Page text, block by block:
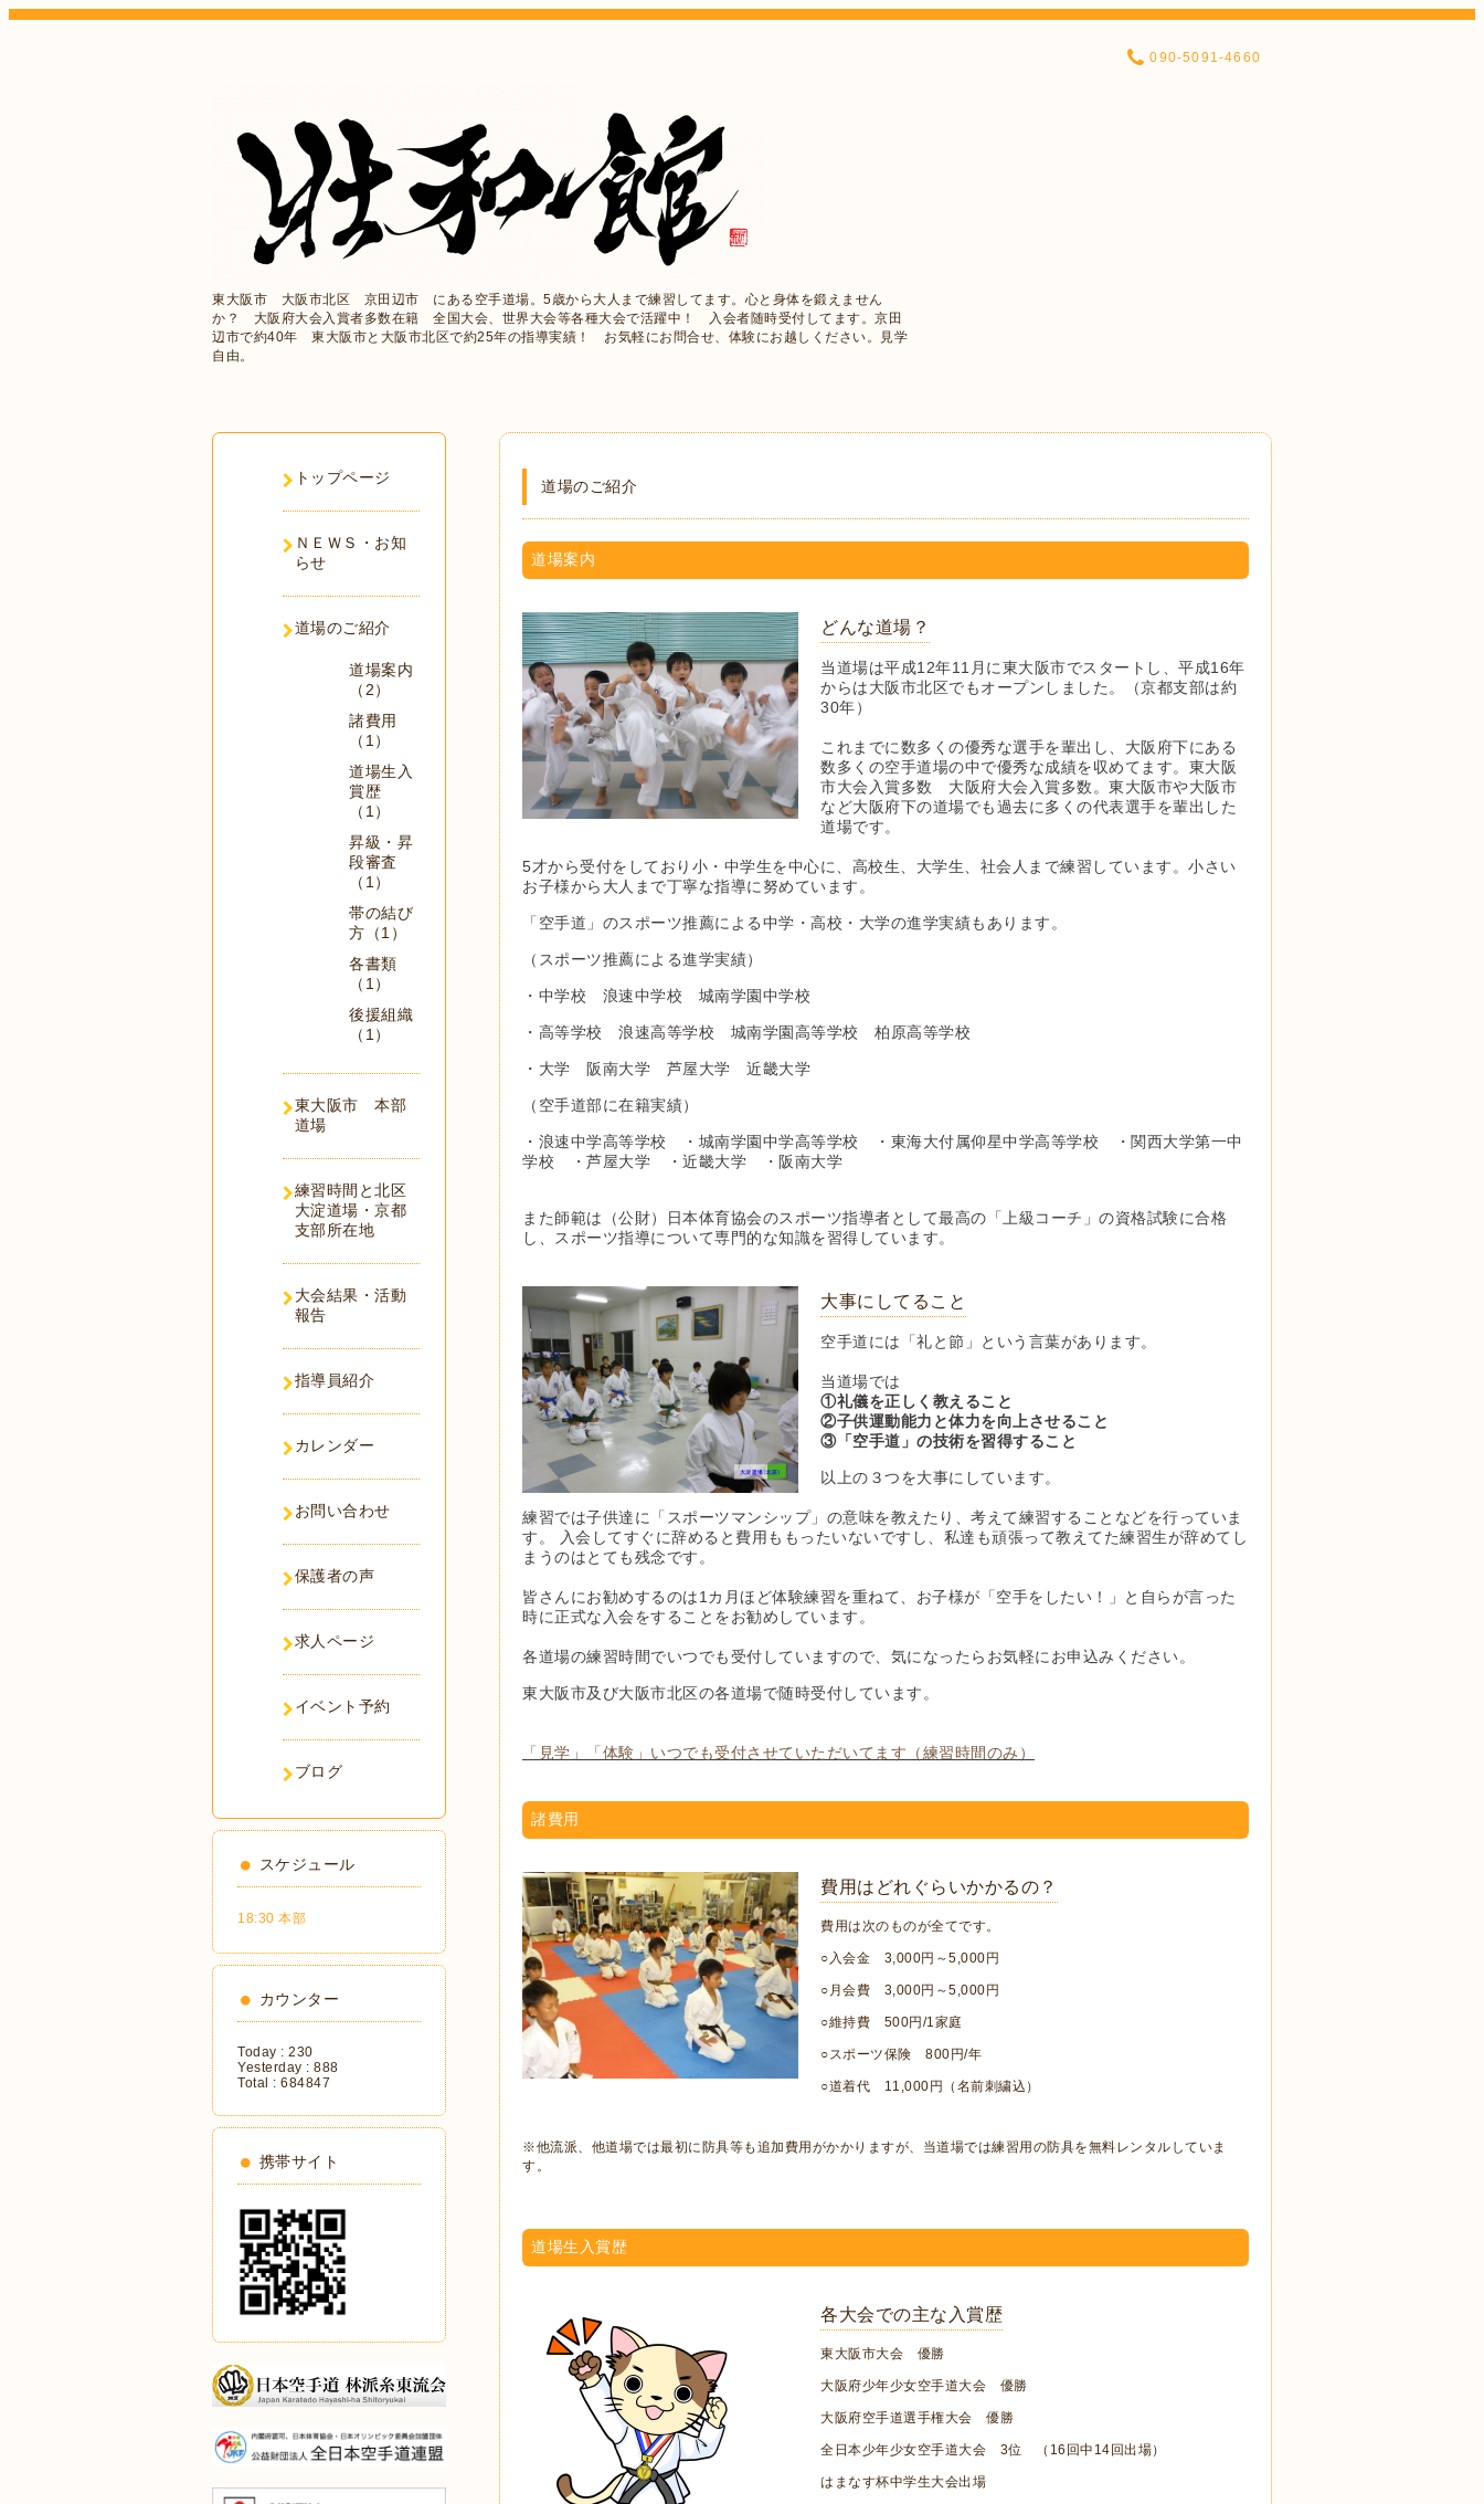
東大阪市 大阪市北区 京田辺市 にある空手道場。5歳から大人まで練習してます。心と身体を鍛えません
か？ 大阪府大会入賞者多数在籍 全国大会、世界大会等各種大会で活躍中！ 入会者随時受付してます。京田
辺市で約40年 東大阪市と大阪市北区で約25年の指導実績！ お気軽にお問合せ、体験にお越しください。見学
自由。
090-5091-4660
道場のご紹介
道場案内
どんな道場？
当道場は平成12年11月に東大阪市でスタートし、平成16年
からは大阪市北区でもオープンしました。（京都支部は約
30年）
これまでに数多くの優秀な選手を輩出し、大阪府下にある
数多くの空手道場の中で優秀な成績を収めてます。東大阪
市大会入賞多数 大阪府大会入賞多数。東大阪市や大阪市
など大阪府下の道場でも過去に多くの代表選手を輩出した
道場です。
5才から受付をしており小・中学生を中心に、高校生、大学生、社会人まで練習しています。小さい
お子様から大人まで丁寧な指導に努めています。
「空手道」のスポーツ推薦による中学・高校・大学の進学実績もあります。
（スポーツ推薦による進学実績）
・中学校 浪速中学校 城南学園中学校
・高等学校 浪速高等学校 城南学園高等学校 柏原高等学校
・大学 阪南大学 芦屋大学 近畿大学
（空手道部に在籍実績）
・浪速中学高等学校 ・城南学園中学高等学校 ・東海大付属仰星中学高等学校 ・関西大学第一中
学校 ・芦屋大学 ・近畿大学 ・阪南大学
また師範は（公財）日本体育協会のスポーツ指導者として最高の「上級コーチ」の資格試験に合格
し、スポーツ指導について専門的な知識を習得しています。
大事にしてること
空手道には「礼と節」という言葉があります。
当道場では
①礼儀を正しく教えること
②子供運動能力と体力を向上させること
③「空手道」の技術を習得すること
以上の３つを大事にしています。
練習では子供達に「スポーツマンシップ」の意味を教えたり、考えて練習することなどを行っていま
す。 入会してすぐに辞めると費用ももったいないですし、私達も頑張って教えてた練習生が辞めてし
まうのはとても残念です。
皆さんにお勧めするのは1カ月ほど体験練習を重ねて、お子様が「空手をしたい！」と自らが言った
時に正式な入会をすることをお勧めしています。
各道場の練習時間でいつでも受付していますので、気になったらお気軽にお申込みください。
東大阪市及び大阪市北区の各道場で随時受付しています。
「見学」「体験」いつでも受付させていただいてます（練習時間のみ）
諸費用
費用はどれぐらいかかるの？
費用は次のものが全てです。
○入会金 3,000円～5,000円
○月会費 3,000円～5,000円
○維持費 500円/1家庭
○スポーツ保険 800円/年
○道着代 11,000円（名前刺繍込）
※他流派、他道場では最初に防具等も追加費用がかかりますが、当道場では練習用の防具を無料レンタルしていま
す。
道場生入賞歴
各大会での主な入賞歴
東大阪市大会 優勝
大阪府少年少女空手道大会 優勝
大阪府空手道選手権大会 優勝
全日本少年少女空手道大会 3位 （16回中14回出場）
はまなす杯中学生大会出場
トップページ
ＮＥＷＳ・お知
らせ
道場のご紹介
道場案内
（2）
諸費用
（1）
道場生入
賞歴
（1）
昇級・昇
段審査
（1）
帯の結び
方（1）
各書類
（1）
後援組織
（1）
東大阪市 本部
道場
練習時間と北区
大淀道場・京都
支部所在地
大会結果・活動
報告
指導員紹介
カレンダー
お問い合わせ
保護者の声
求人ページ
イベント予約
ブログ
スケジュール
18:30 本部
カウンター
Today : 230
Yesterday : 888
Total : 684847
携帯サイト